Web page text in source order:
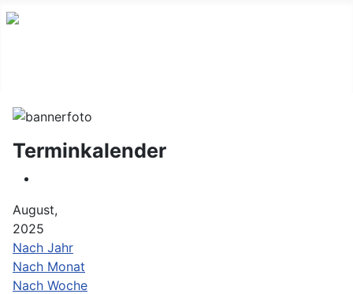
Terminkalender
August,
2025
Nach Jahr
Nach Monat
Nach Woche